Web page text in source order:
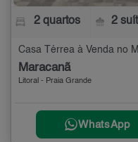
2 quartos 2
Casa Térrea à Venda no
Maracanã
Litoral - Praia Grande
WhatsApp